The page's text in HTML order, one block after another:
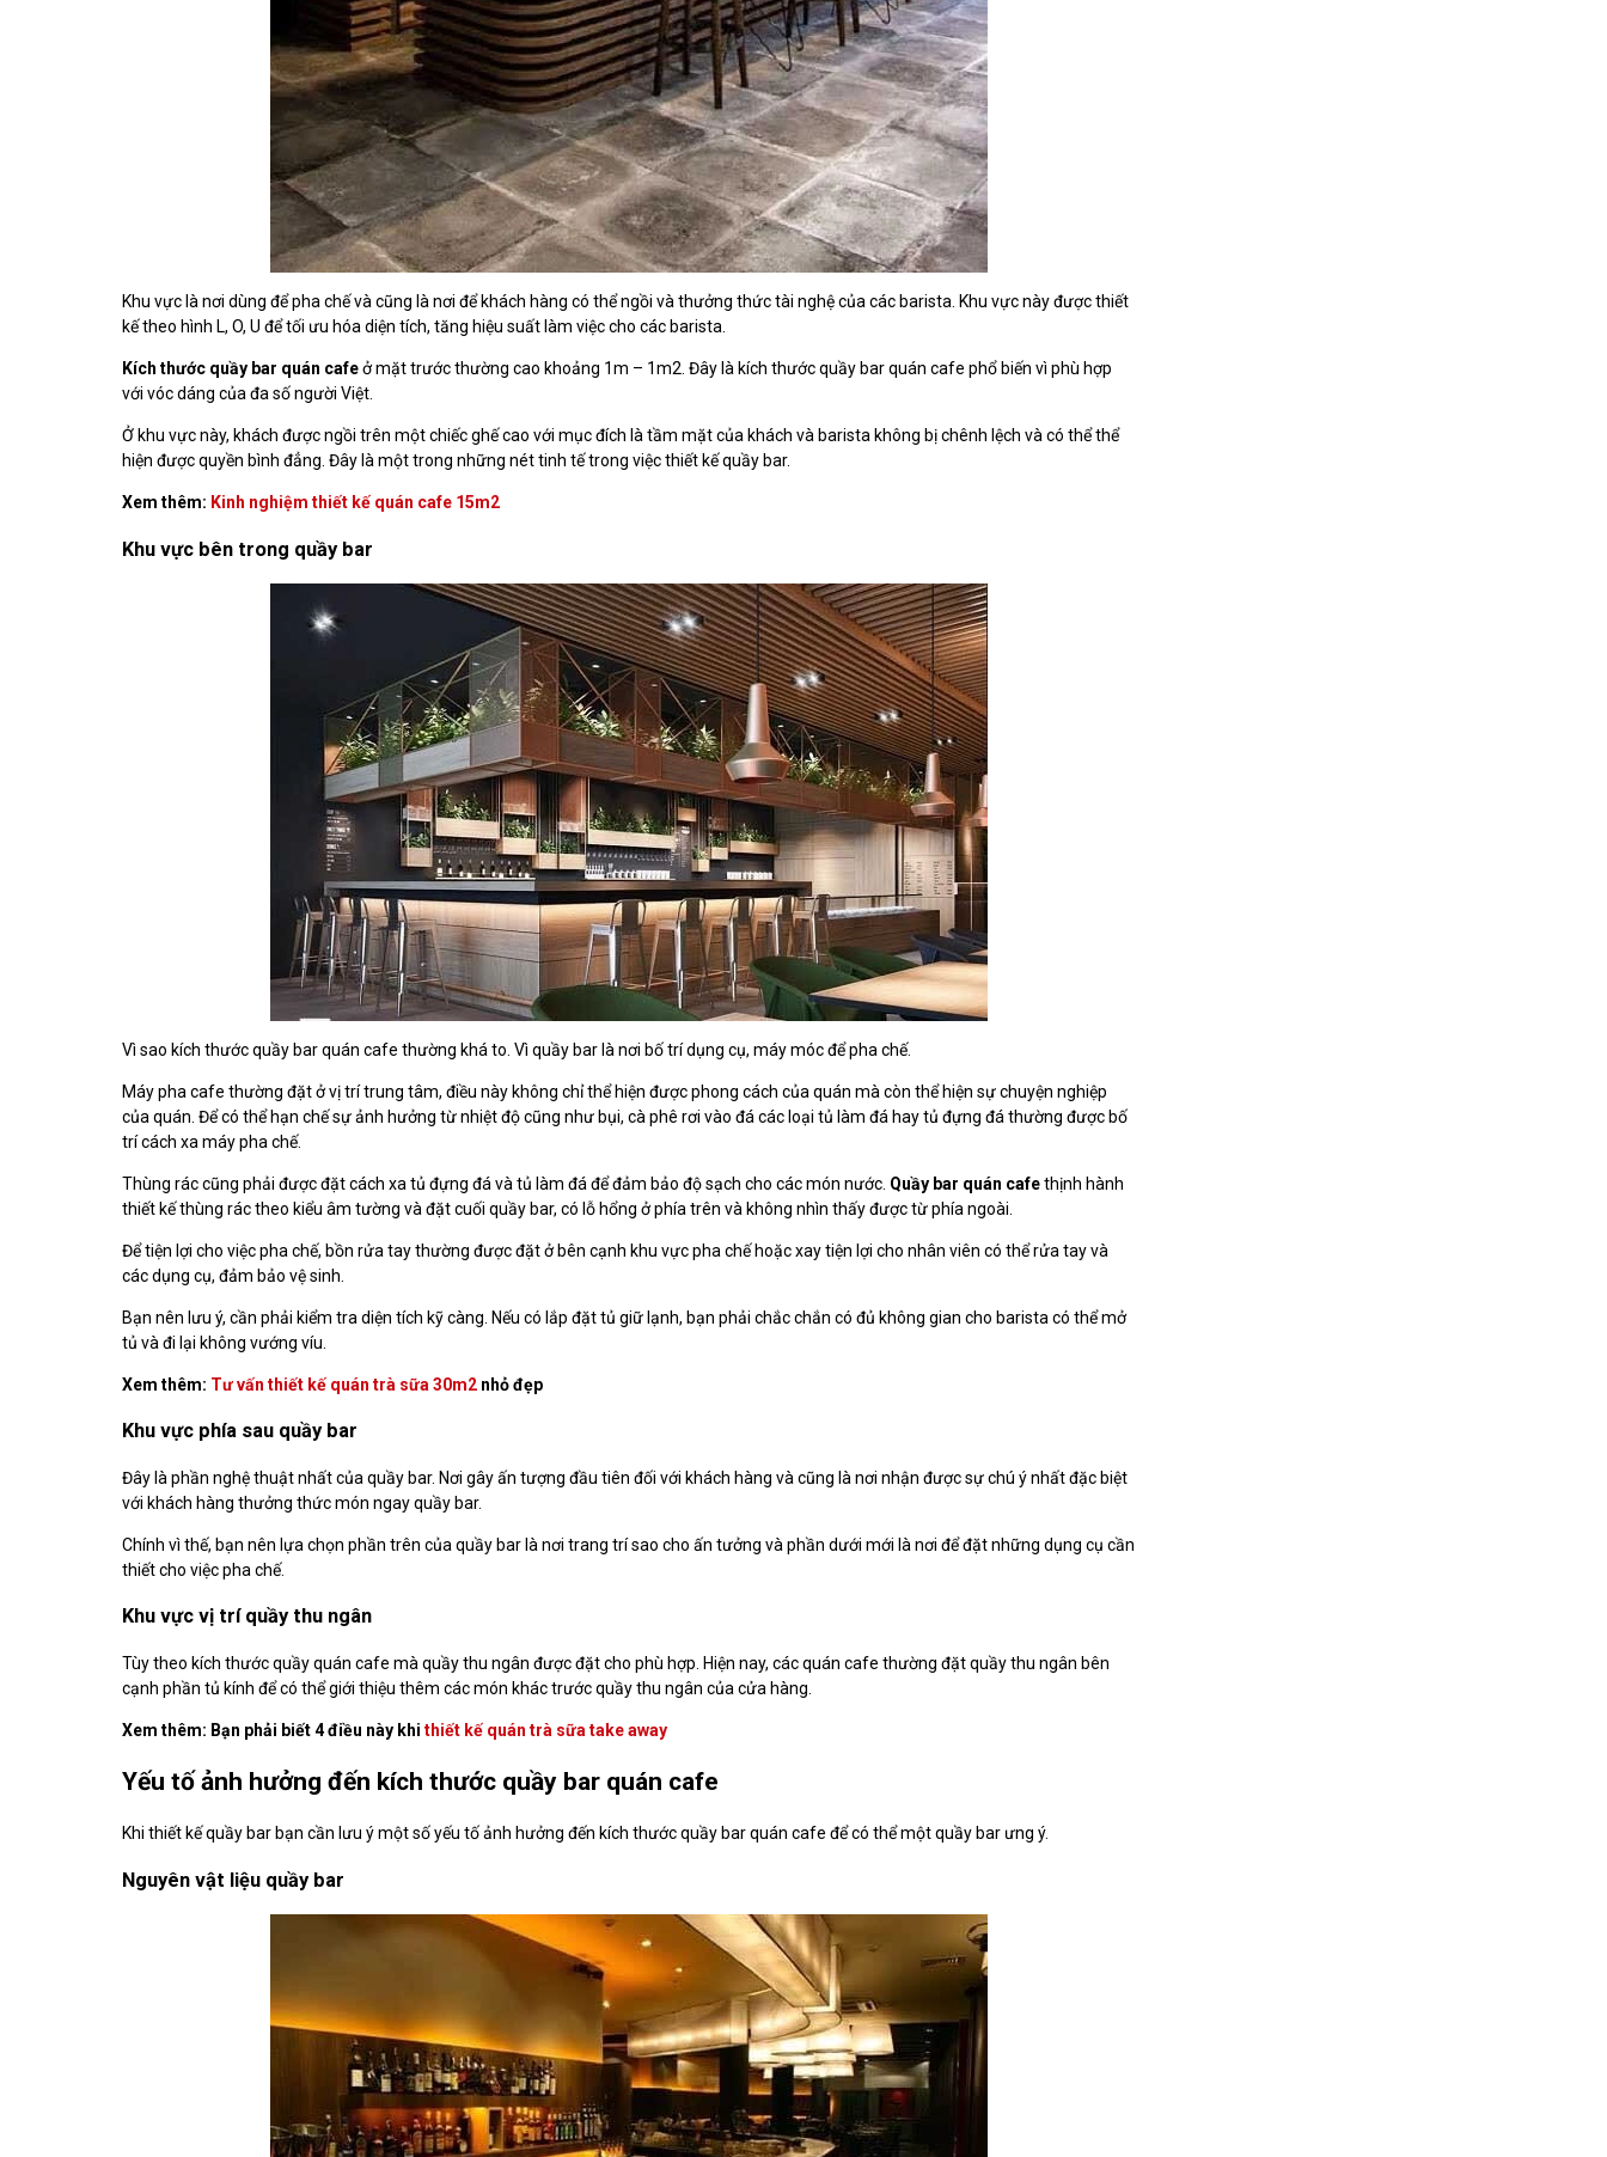
Khu vực là nơi dùng để pha chế và cũng là nơi để khách hàng có thể ngồi và thưởng thức tài nghệ của các barista. Khu vực này được thiết
kế theo hình L, O, U để tối ưu hóa diện tích, tăng hiệu suất làm việc cho các barista.
Kích thước quầy bar quán cafeở mặt trước thường cao khoảng 1m – 1m2. Đây là kích thước quầy bar quán cafe phổ biến vì phù hợp
với vóc dáng của đa số người Việt.
Ở khu vực này, khách được ngồi trên một chiếc ghế cao với mục đích là tầm mặt của khách và barista không bị chênh lệch và có thể thể
hiện được quyền bình đẳng. Đây là một trong những nét tinh tế trong việc thiết kế quầy bar.
Xem thêm: Kinh nghiệm thiết kế quán cafe 15m2
Khu vực bên trong quầy bar
Vì sao kích thước quầy bar quán cafe thường khá to. Vì quầy bar là nơi bố trí dụng cụ, máy móc để pha chế.
Máy pha cafe thường đặt ở vị trí trung tâm, điều này không chỉ thể hiện được phong cách của quán mà còn thể hiện sự chuyện nghiệp
của quán. Để có thể hạn chế sự ảnh hưởng từ nhiệt độ cũng như bụi, cà phê rơi vào đá các loại tủ làm đá hay tủ đựng đá thường được bố
trí cách xa máy pha chế.
Thùng rác cũng phải được đặt cách xa tủ đựng đá và tủ làm đá để đảm bảo độ sạch cho các món nước. Quầy bar quán cafethịnh hành
thiết kế thùng rác theo kiểu âm tường và đặt cuối quầy bar, có lỗ hổng ở phía trên và không nhìn thấy được từ phía ngoài.
Để tiện lợi cho việc pha chế, bồn rửa tay thường được đặt ở bên cạnh khu vực pha chế hoặc xay tiện lợi cho nhân viên có thể rửa tay và
các dụng cụ, đảm bảo vệ sinh.
Bạn nên lưu ý, cần phải kiểm tra diện tích kỹ càng. Nếu có lắp đặt tủ giữ lạnh, bạn phải chắc chắn có đủ không gian cho barista có thể mở
tủ và đi lại không vướng víu.
Xem thêm: Tư vấn thiết kế quán trà sữa 30m2 nhỏ đẹp
Khu vực phía sau quầy bar
Đây là phần nghệ thuật nhất của quầy bar. Nơi gây ấn tượng đầu tiên đối với khách hàng và cũng là nơi nhận được sự chú ý nhất đặc biệt
với khách hàng thưởng thức món ngay quầy bar.
Chính vì thế, bạn nên lựa chọn phần trên của quầy bar là nơi trang trí sao cho ấn tưởng và phần dưới mới là nơi để đặt những dụng cụ cần
thiết cho việc pha chế.
Khu vực vị trí quầy thu ngân
Tùy theo kích thước quầy quán cafe mà quầy thu ngân được đặt cho phù hợp. Hiện nay, các quán cafe thường đặt quầy thu ngân bên
cạnh phần tủ kính để có thể giới thiệu thêm các món khác trước quầy thu ngân của cửa hàng.
Xem thêm: Bạn phải biết 4 điều này khi thiết kế quán trà sữa take away
Yếu tố ảnh hưởng đến kích thước quầy bar quán cafe
Khi thiết kế quầy bar bạn cần lưu ý một số yếu tố ảnh hưởng đến kích thước quầy bar quán cafe để có thể một quầy bar ưng ý.
Nguyên vật liệu quầy bar